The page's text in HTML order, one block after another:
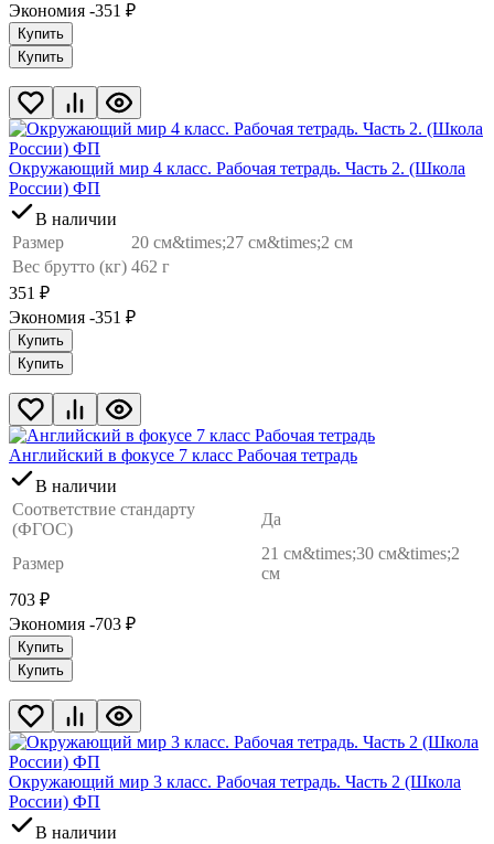
Экономия -351 ₽
Купить
Купить
Окружающий мир 4 класс. Рабочая тетрадь. Часть 2. (Школа
России) ФП
В наличии
Размер
20 см&times;27 см&times;2 см
Вес брутто (кг) 462 г
351 ₽
Экономия -351 ₽
Купить
Купить
Английский в фокусе 7 класс Рабочая тетрадь
В наличии
Соответствие стандарту
(ФГОС)
Да
Размер
21 см&times;30 см&times;2
см
703 ₽
Экономия -703 ₽
Купить
Купить
Окружающий мир 3 класс. Рабочая тетрадь. Часть 2 (Школа
России) ФП
В наличии